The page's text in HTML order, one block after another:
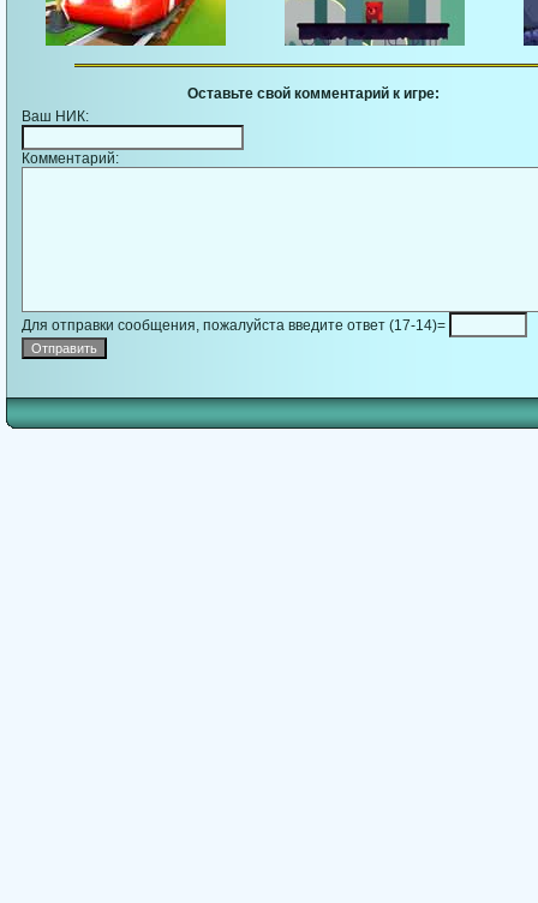
Оставьте свой комментарий к игре:
Ваш НИК:
Комментарий:
Для отправки сообщения, пожалуйста введите ответ (17-14)=